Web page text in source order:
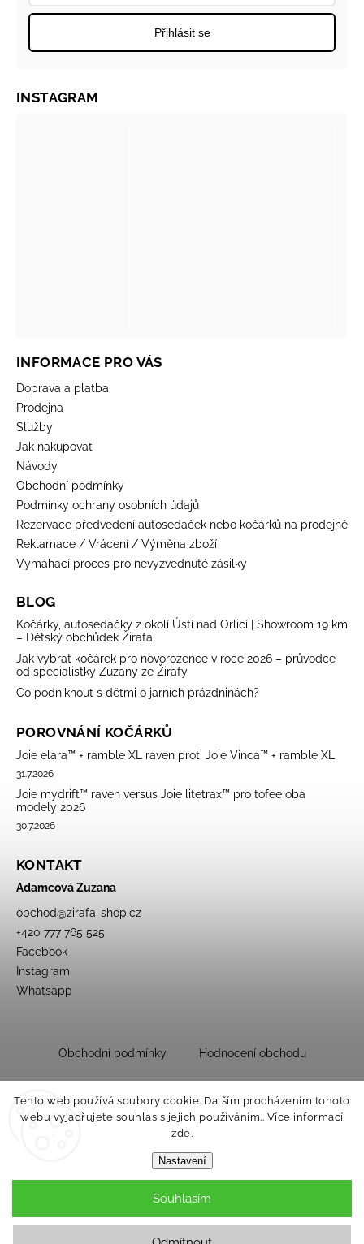
Tento web používá soubory cookie. Dalším procházením tohoto
webu vyjadřujete souhlas s jejich používáním.. Více informací
zde.
Nastavení
Souhlasím
Přihlásit se
INFORMACE PRO VÁS
Doprava a platba
Prodejna
Služby
Jak nakupovat
Návody
Obchodní podmínky
Podmínky ochrany osobních údajů
Rezervace předvedení autosedaček nebo kočárků na prodejně
Reklamace / Vrácení / Výměna zboží
Vymáhací proces pro nevyzvednuté zásilky
BLOG
Kočárky, autosedačky z okolí Ústí nad Orlicí | Showroom 19 km
– Dětský obchůdek Žirafa
Jak vybrat kočárek pro novorozence v roce 2026 – průvodce
od specialistky Zuzany ze Žirafy
Co podniknout s dětmi o jarních prázdninách?
POROVNÁNÍ KOČÁRKŮ
Joie elara™ + ramble XL raven proti Joie Vinca™ + ramble XL
31.7.2026
Joie mydrift™ raven versus Joie litetrax™ pro tofee oba
modely 2026
30.7.2026
KONTAKT
Adamcová Zuzana
obchod@zirafa-shop.cz
+420 777 765 525
Facebook
Instagram
Whatsapp
INSTAGRAM
Obchodní podmínky Hodnocení obchodu
Copyright 2026Dětský obchůdek Žirafa. Všechna práva vyhrazena.
Upravit nastavení cookies